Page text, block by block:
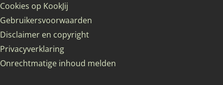
Cookies op KookJij
Gebruikersvoorwaarden
Disclaimer en copyright
Privacyverklaring
Onrechtmatige inhoud melden